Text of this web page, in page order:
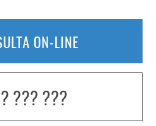
ON-LINE
??? ???